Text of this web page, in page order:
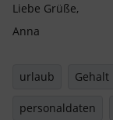
Liebe Grüße,
Anna
urlaub Gehalt
personaldaten